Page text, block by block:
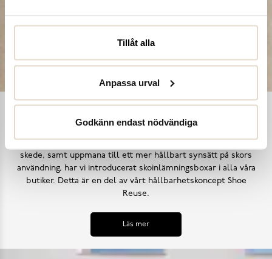
Tillåt alla
Anpassa urval
Godkänn endast nödvändiga
Shoe Reuse
Utifrån målet att inga skor ska bli till avfall i ett för tidigt
skede, samt uppmana till ett mer hållbart synsätt på skors
användning, har vi introducerat skoinlämningsboxar i alla våra
butiker. Detta är en del av vårt hållbarhetskoncept Shoe
Reuse.
Läs mer